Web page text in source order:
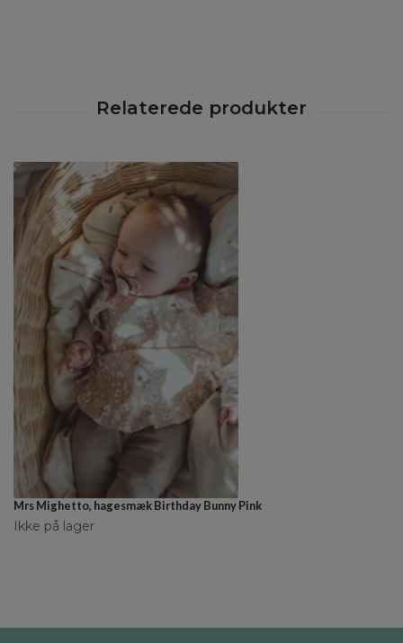
Mrs Mighetto, hagesmæk Birthday Bunny Pink
Ikke på lager